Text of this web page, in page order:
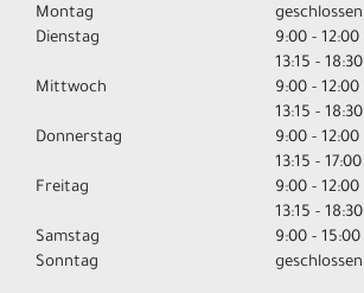
Montag
geschlossen
Dienstag
9:00 - 12:00
13:15 - 18:30
Mittwoch
9:00 - 12:00
13:15 - 18:30
Donnerstag
9:00 - 12:00
13:15 - 17:00
Freitag
9:00 - 12:00
13:15 - 18:30
Samstag
9:00 - 15:00
Sonntag
geschlossen